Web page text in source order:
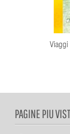
Viaggi
PAGINE PIU